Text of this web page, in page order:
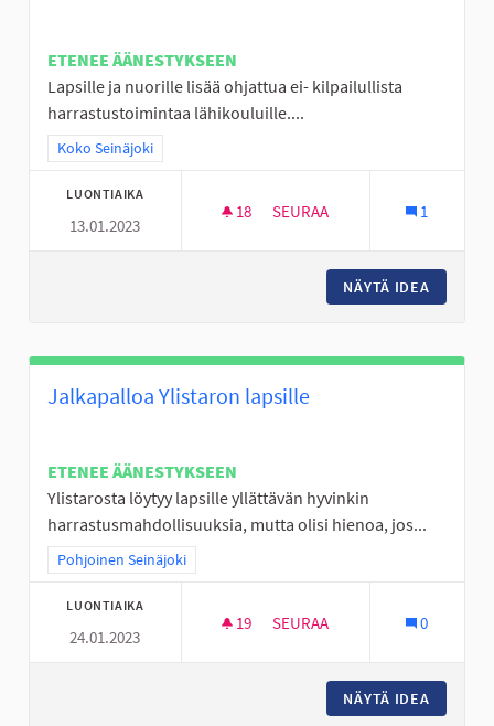
ETENEE ÄÄNESTYKSEEN
Lapsille ja nuorille lisää ohjattua ei- kilpailullista
harrastustoimintaa lähikouluille....
Rajaa tulokset teeman mukaan: Koko Seinäjoki
Koko Seinäjoki
LUONTIAIKA
13.01.2023
18 18 SEURAAJAA
SEURAA 1
NÄYTÄ IDEA
Jalkapalloa Ylistaron lapsille
ETENEE ÄÄNESTYKSEEN
Ylistarosta löytyy lapsille yllättävän hyvinkin
harrastusmahdollisuuksia, mutta olisi hienoa, jos...
Rajaa tulokset teeman mukaan: Pohjoinen Seinäjoki
Pohjoinen Seinäjoki
LUONTIAIKA
24.01.2023
19 19 SEURAAJAA
SEURAA 0
NÄYTÄ IDEA